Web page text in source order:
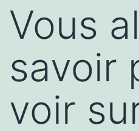
Vous
savoir
voir